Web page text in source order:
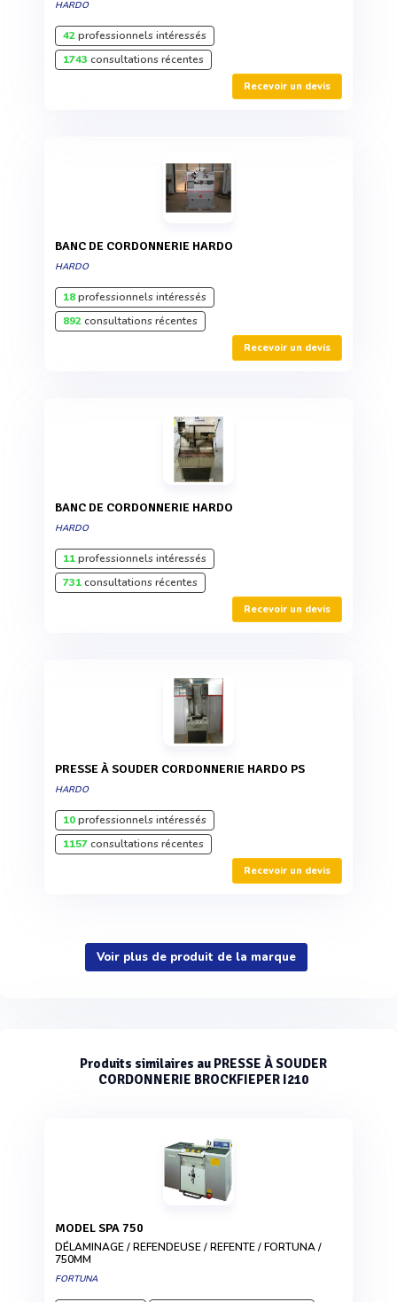
HARDO
42professionnels intéressés
1743 consultations récentes
Recevoir un devis
BANC DE CORDONNERIE HARDO
HARDO
18professionnels intéressés
892consultations récentes
Recevoir un devis
BANC DE CORDONNERIE HARDO
HARDO
11professionnels intéressés
731consultations récentes
Recevoir un devis
PRESSE À SOUDER CORDONNERIE HARDO PS
HARDO
10professionnels intéressés
1157consultations récentes
Recevoir un devis
Voir plus de produit de la marque
Produits similaires au PRESSE À SOUDER
CORDONNERIE BROCKFIEPER I210
MODEL SPA 750
DÉLAMINAGE / REFENDEUSE / REFENTE / FORTUNA /
750MM
FORTUNA